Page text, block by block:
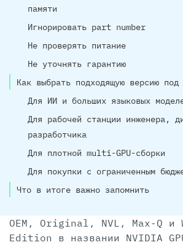
памяти
Игнорировать part number
Не проверять питание
Не уточнять гарантию
Как выбрать подходящую версию под
Для ИИ и больших языковых
Для рабочей станции инженера,
разработчика
Для плотной multi-GPU-сборки
Для покупки с ограниченным
Что в итоге важно запомнить
OEM, Original, NVL, Max-Q и
Edition в названии NVIDIA